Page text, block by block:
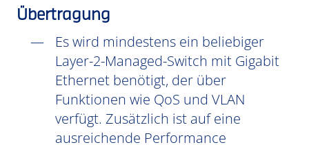
Übertragung
Es wird mindestens ein beliebiger
Layer-2-Managed-Switch mit Gigabit
Ethernet benötigt, der über
Funktionen wie QoS und VLAN
verfügt. Zusätzlich ist auf eine
ausreichende Performance